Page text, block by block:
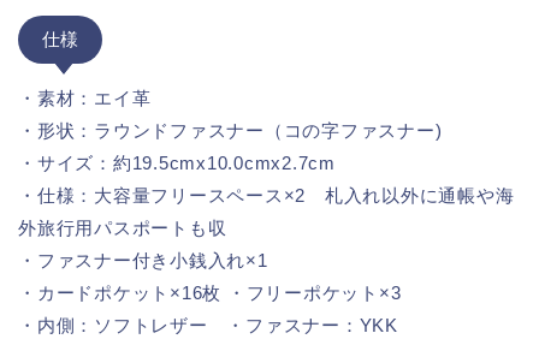
仕様
・素材：エイ革
・形状：ラウンドファスナー（コの字ファスナー)
・サイズ：約19.5cmx10.0cmx2.7cm
・仕様：大容量フリースペース×2 札入れ以外に通帳や海
外旅行用パスポートも収
・ファスナー付き小銭入れ×1
・カードポケット×16枚 ・フリーポケット×3
・内側：ソフトレザー ・ファスナー：YKK